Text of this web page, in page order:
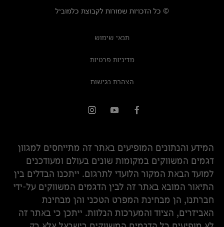
© כל הזכויות שמורות לקבוצת כלמוביל
תנאי שימוש
מדיניות פרטיות
הצהרת נגישות
המידע והנתונים המופיעים באתר זה מתייחסים למגוון
דגמים המשווקים במקומות שונים בעולם ומעודכנים
למועד הבאת המקור הלועדי לתרגום. ייתכנו הבדלים בין
התיאור המובא באתר זה לבין הדגמים המשווקים על-ידי
חברתנו, הן מבחינת המפרט הטכני והן מבחינת
האביזרים, הציוד והמערכות הנלוות. ייתכן כי באתר זה